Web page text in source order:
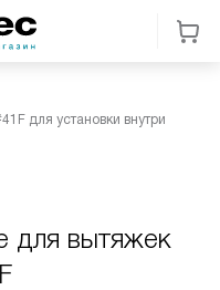
для установки внутри
для вытяжек